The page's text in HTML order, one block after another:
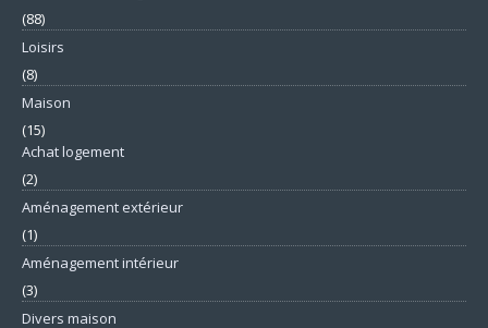
(88)
Loisirs
(8)
Maison
(15)
Achat logement
(2)
Aménagement extérieur
(1)
Aménagement intérieur
(3)
Divers maison